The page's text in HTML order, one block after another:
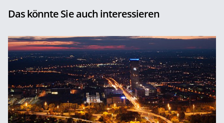
Das könnte Sie auch interessieren